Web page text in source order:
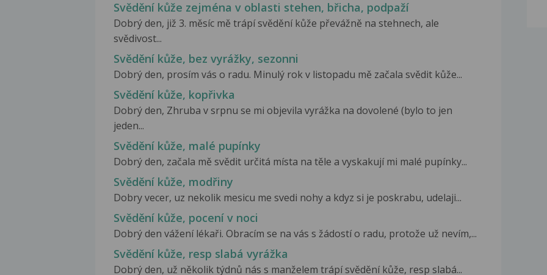
Svědění kůže zejména v oblasti stehen, břicha, podpaží
Dobrý den, již 3. měsíc mě trápí svědění kůže převážně na stehnech, ale
svědivost...
Svědění kůže, bez vyrážky, sezonni
Dobrý den, prosím vás o radu. Minulý rok v listopadu mě začala svědit kůže...
Svědění kůže, kopřivka
Dobrý den, Zhruba v srpnu se mi objevila vyrážka na dovolené (bylo to jen
jeden...
Svědění kůže, malé pupínky
Dobrý den, začala mě svědit určitá místa na těle a vyskakují mi malé pupínky...
Svědění kůže, modřiny
Dobry vecer, uz nekolik mesicu me svedi nohy a kdyz si je poskrabu, udelaji...
Svědění kůže, pocení v noci
Dobrý den vážení lékaři. Obracím se na vás s žádostí o radu, protože už nevím,...
Svědění kůže, resp slabá vyrážka
Dobrý den, už několik týdnů nás s manželem trápí svědění kůže, resp slabá...